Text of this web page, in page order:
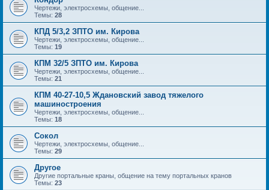
Чертежи, электросхемы, общение...
Темы: 28
КПД 5/3,2 ЗПТО им. Кирова
Чертежи, электросхемы, общение...
Темы: 19
КПМ 32/5 ЗПТО им. Кирова
Чертежи, электросхемы, общение...
Темы: 21
КПМ 40-27-10,5 Ждановский завод тяжелого
машиностроения
Чертежи, электросхемы, общение...
Темы: 18
Сокол
Чертежи, электросхемы, общение...
Темы: 29
Другое
Другие портальные краны, общение на тему портальных кранов
Темы: 23